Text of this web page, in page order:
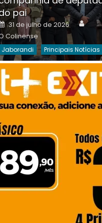
on
30 de julho de 2026 O
Da Semana
pai
Posted
on
31 de julho de 2026
Colinense
Jaborandi Principais Notícias